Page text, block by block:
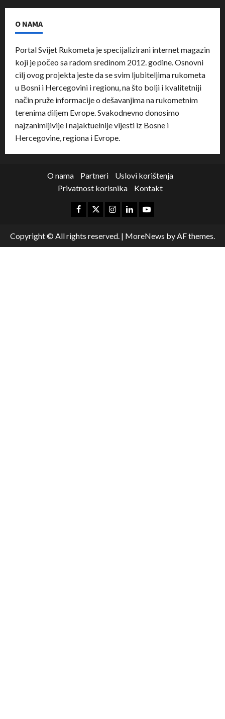
O NAMA
Portal Svijet Rukometa je specijalizirani internet magazin
koji je počeo sa radom sredinom 2012. godine. Osnovni
cilj ovog projekta jeste da se svim ljubiteljima rukometa
u Bosni i Hercegovini i regionu, na što bolji i kvalitetniji
način pruže informacije o dešavanjima na rukometnim
terenima diljem Evrope. Svakodnevno donosimo
najzanimljivije i najaktuelnije vijesti iz Bosne i
Hercegovine, regiona i Evrope.
O nama Partneri
Uslovi korištenja
Privatnost korisnika
Kontakt
Copyright © All rights reserved. | MoreNews by AF themes.